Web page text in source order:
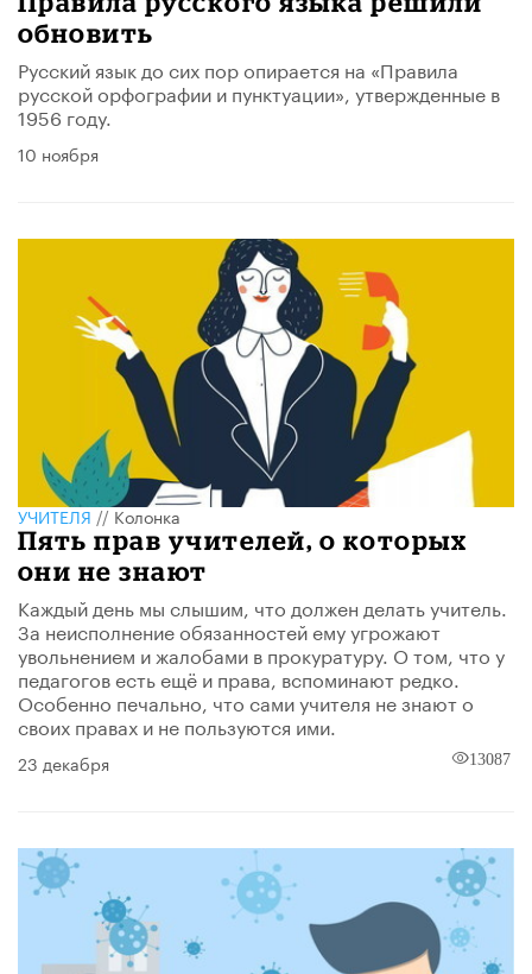
обновить
Русский язык до сих пор опирается на «Правила
русской орфографии и пунктуации», утвержденные в
1956 году.
10 ноября
УЧИТЕЛЯ//Колонка
Пять прав учителей, о которых
они не знают
Каждый день мы слышим, что должен делать учитель.
За неисполнение обязанностей ему угрожают
увольнением и жалобами в прокуратуру. О том, что у
педагогов есть ещё и права, вспоминают редко.
Особенно печально, что сами учителя не знают о
своих правах и не пользуются ими.
23 декабря 13087